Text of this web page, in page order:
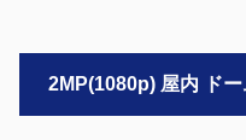
2MP(1080p) 屋内 ド